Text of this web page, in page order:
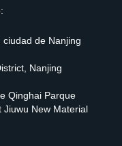
de Nanjing
Nanjing
Qinghai Parque
Jiuwu New Material